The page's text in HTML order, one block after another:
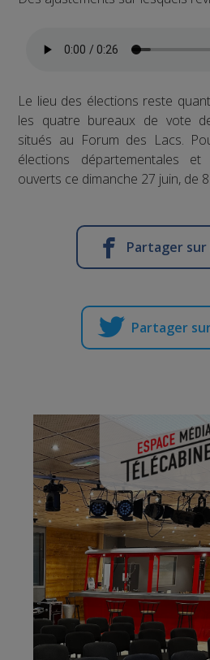
Le lieu des élections reste
les quatre bureaux de vote
situés au Forum des Lacs.
élections départementales
ouverts ce dimanche 27 juin, de
Partager sur
Partager